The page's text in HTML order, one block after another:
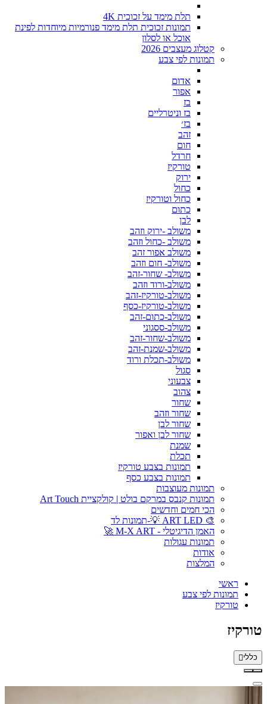
תלת מימד על זכוכית 4K
תמונות זכוכית תלת מימד פנורמיות מיוחדות לפינת
אוכל או לסלון
קטלוג מעצבים 2026
תמונות לפי צבע
אדום
אפור
בז
בז וניטרליים
בז׳
זהב
חום
חרדל
טורקיז
ירוק
כחול
כחול וטורקיז
כתום
לבן
משולב -ירוק וזהב
משולב -כחול וזהב
משולב אפור זהב
משולב- חום וזהב
משולב- שחור-זהב
משולב-ורוד וזהב
משולב-טורקיז-זהב
משולב-טורקיז-כסף
משולב-כתום-זהב
משולב-ססגוני
משולב-שחור-זהב
משולב-שמנת-זהב
משולב-תכלת ורוד
סגול
צבעוני
צהוב
שחור
שחור וזהב
שחור לבן
שחור לבן ואפור
שמנת
תכלת
תמונות בצבע טורקיז
תמונות בצבע כסף
תמונות מעוצבות
תמונות קנבס במרקם בולט | קולקציית Art Touch
הכי חמים וחדשים
🎨 ART LED 💡-תמונות לד
האמן הדיגיטלי - M-X ART 🚀
תמונות עגולות
אודות
המלצות
ראשי
תמונות לפי צבע
טורקיז
טורקיז
כללי